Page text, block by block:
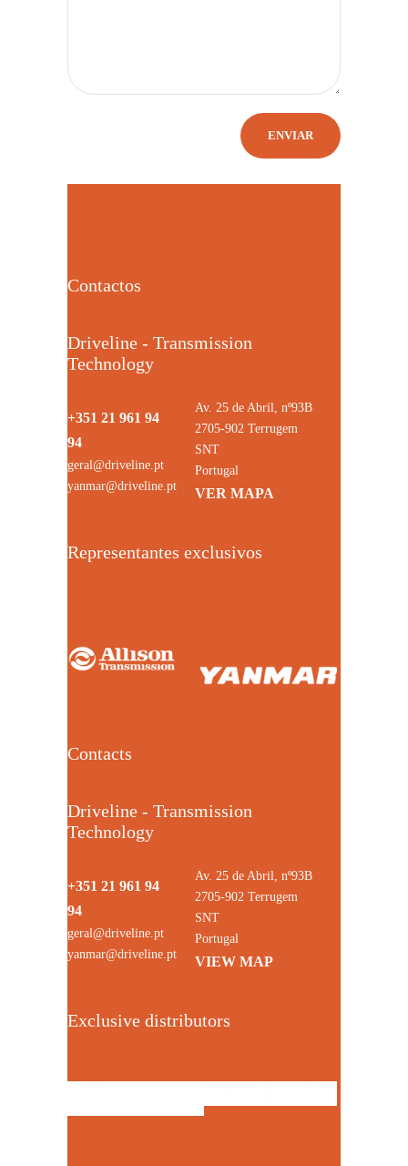
Contactos
Driveline - Transmission
Technology
+351 21 961 94
94
geral@driveline.pt
yanmar@driveline.pt
Av. 25 de Abril, nº93B
2705-902 Terrugem
SNT
Portugal
VER MAPA
Representantes exclusivos
Contacts
Driveline - Transmission
Technology
+351 21 961 94
94
geral@driveline.pt
yanmar@driveline.pt
Av. 25 de Abril, nº93B
2705-902 Terrugem
SNT
Portugal
VIEW MAP
Exclusive distributors